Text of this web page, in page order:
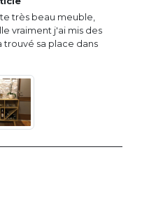
très beau meuble,
vraiment j'ai mis des
trouvé sa place dans